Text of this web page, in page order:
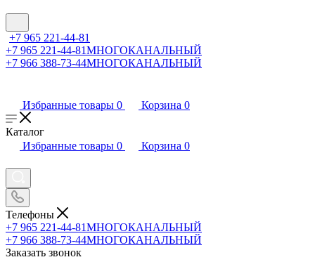
+7 965 221-44-81
+7 965 221-44-81МНОГОКАНАЛЬНЫЙ
+7 966 388-73-44МНОГОКАНАЛЬНЫЙ
Избранные товары 0 Корзина 0
Каталог
Избранные товары 0 Корзина 0
Телефоны
+7 965 221-44-81МНОГОКАНАЛЬНЫЙ
+7 966 388-73-44МНОГОКАНАЛЬНЫЙ
Заказать звонок